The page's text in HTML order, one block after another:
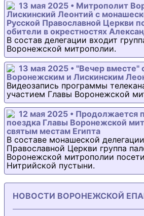
13 мая 2025 • Митрополит
Лискинский Леонтий с
Русской Православной Церкви
обители в окрестностях
В состав делегации входит
Воронежской митрополии.
13 мая 2025 • "Вечер
Воронежским и Лискинским
Видеозапись программы
участием Главы Воронежской
12 мая 2025 • Продолжается
поездка Главы Воронежской
святым местам Египта
В составе монашеской
Православной Церкви группа
Воронежской митрополии
Нитрийской пустыни.
НОВОСТИ ВОРОНЕЖСКОЙ